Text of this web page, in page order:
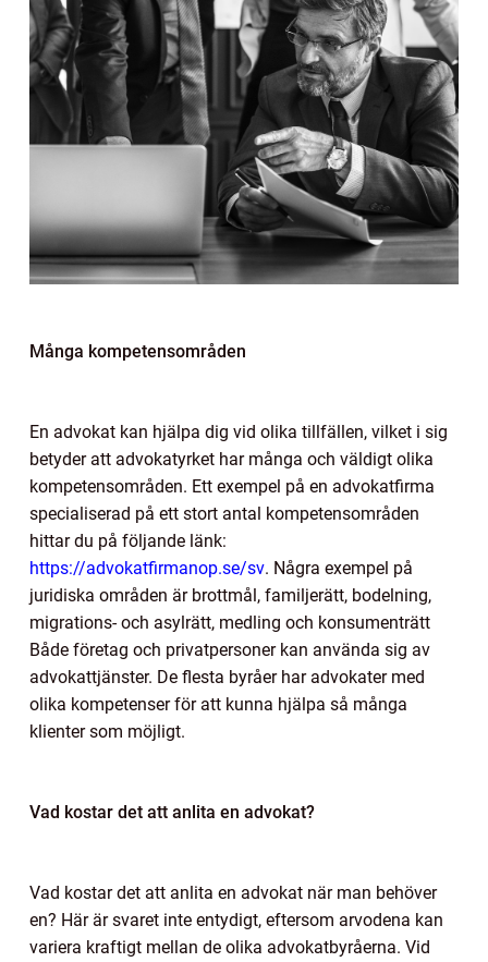
Många kompetensområden
En advokat kan hjälpa dig vid olika tillfällen, vilket i sig
betyder att advokatyrket har många och väldigt olika
kompetensområden. Ett exempel på en advokatfirma
specialiserad på ett stort antal kompetensområden
hittar du på följande länk:
https://advokatfirmanop.se/sv. Några exempel på
juridiska områden är brottmål, familjerätt, bodelning,
migrations- och asylrätt, medling och konsumenträtt
Både företag och privatpersoner kan använda sig av
advokattjänster. De flesta byråer har advokater med
olika kompetenser för att kunna hjälpa så många
klienter som möjligt.
Vad kostar det att anlita en advokat?
Vad kostar det att anlita en advokat när man behöver
en? Här är svaret inte entydigt, eftersom arvodena kan
variera kraftigt mellan de olika advokatbyråerna. Vid